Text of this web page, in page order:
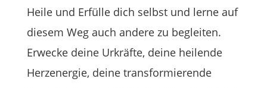
Heile und Erfülle dich selbst und lerne auf
diesem Weg auch andere zu begleiten.
Erwecke deine Urkräfte, deine heilende
Herzenergie, deine transformierende